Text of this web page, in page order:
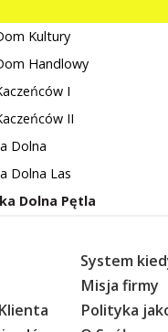
Kultury
Handlowy
I
II
Dolna
Dolna Las
Dolna Pętla
System
Misja firmy
Polityka